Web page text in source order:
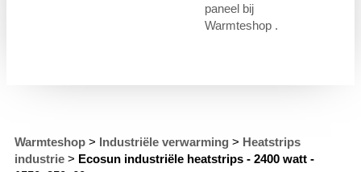
paneel bij
Warmteshop .
Warmteshop > Industriële verwarming > Heatstrips
industrie > Ecosun industriële heatstrips - 2400 watt -